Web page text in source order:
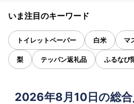
いま注目のキーワード
トイレットペーパー 白米 マ
梨 テッパン返礼品 ふるなび
2026年8月10日の総